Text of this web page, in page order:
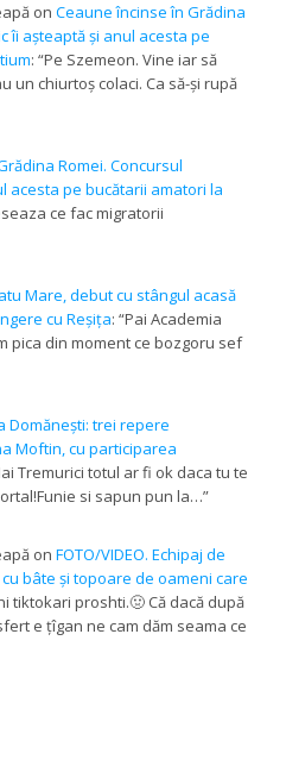
onCeaune încinse în Grădina
îi așteaptă și anul acesta pe
: “Pe Szemeon. Vine iar să
un chiurtoș colaci. Ca să-și rupă
Romei. Concursul
acesta pe bucătarii amatori la
ce fac migratorii
Mare, debut cu stângul acasă
cu Reșița: “Pai Academia
pica din moment ce bozgoru sef
Domănești: trei repere
Moftin, cu participarea
Tremurici totul ar fi ok daca tu te
si sapun pun la…”
onFOTO/VIDEO. Echipaj de
bâte și topoare de oameni care
tiktokari proshti.🤢 Că dacă după
e țîgan ne cam dăm seama ce